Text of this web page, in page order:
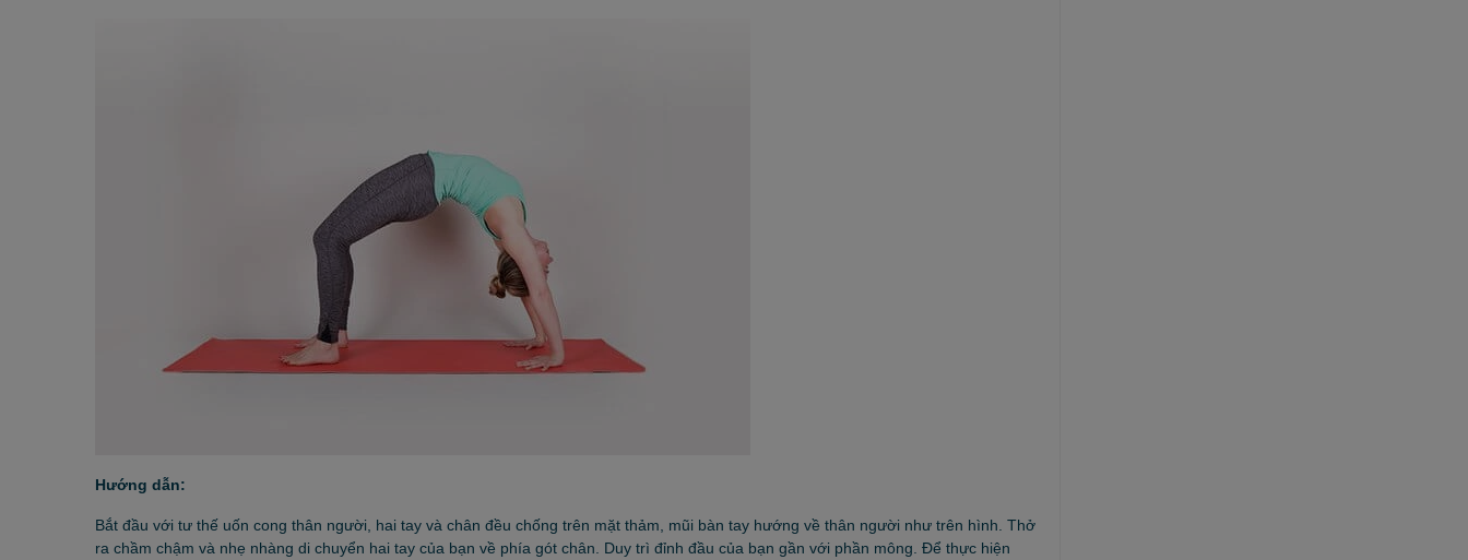
Hướng dẫn:
Bắt đầu với tư thế uốn cong thân người, hai tay và chân đều chống trên mặt thảm, mũi bàn tay hướng về thân người như trên hình. Thở
ra chầm chậm và nhẹ nhàng di chuyển hai tay của bạn về phía gót chân. Duy trì đỉnh đầu của bạn gần với phần mông. Để thực hiện